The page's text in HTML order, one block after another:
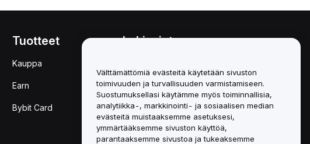
Tuotteet
Kauppa
Earn
Bybit Card
Lakiasiat
Yhteenveto säilytys- ja
hallinnointikäytännöstä
ESG-tiedot
Crypto-Asset White Papers
Välttämättömiä evästeitä käytetään sivuston
toimivuuden ja turvallisuuden varmistamiseen.
Suostumuksellasi käytämme myös toiminnallisia,
analytiikka-, markkinointi- ja sosiaalisen median
evästeitä muistaaksemme asetuksesi,
ymmärtääksemme sivuston käyttöä,
parantaaksemme sivustoa ja tukeaksemme